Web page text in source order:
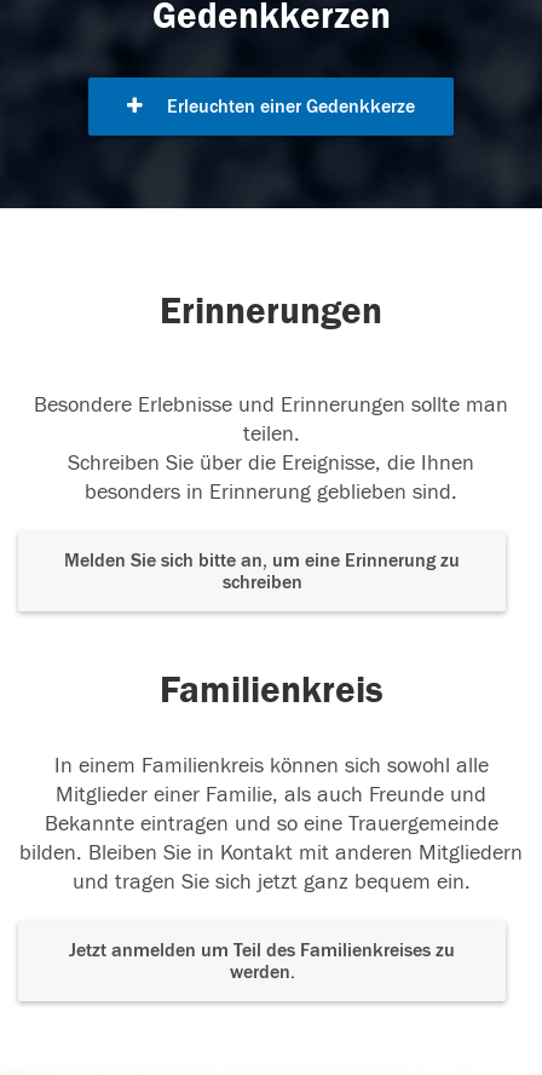
Gedenkkerzen
Erleuchten einer Gedenkkerze
Erinnerungen
Besondere Erlebnisse und Erinnerungen sollte man
teilen.
Schreiben Sie über die Ereignisse, die Ihnen
besonders in Erinnerung geblieben sind.
Melden Sie sich bitte an, um eine Erinnerung zu
schreiben
Familienkreis
In einem Familienkreis können sich sowohl alle
Mitglieder einer Familie, als auch Freunde und
Bekannte eintragen und so eine Trauergemeinde
bilden. Bleiben Sie in Kontakt mit anderen Mitgliedern
und tragen Sie sich jetzt ganz bequem ein.
Jetzt anmelden um Teil des Familienkreises zu
werden.